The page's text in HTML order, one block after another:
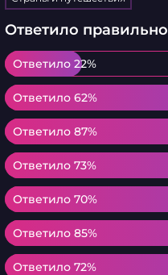
Ответило правильно
Ответило 22%
Ответило 22%
Ответило 62%
Ответило 62%
Ответило 87%
Ответило 87%
Ответило 73%
Ответило 73%
Ответило 70%
Ответило 70%
Ответило 85%
Ответило 85%
Ответило 72%
Ответило 72%